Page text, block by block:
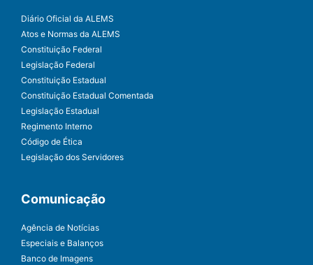
Diário Oficial da ALEMS
Atos e Normas da ALEMS
Constituição Federal
Legislação Federal
Constituição Estadual
Constituição Estadual Comentada
Legislação Estadual
Regimento Interno
Código de Ética
Legislação dos Servidores
Comunicação
Agência de Notícias
Especiais e Balanços
Banco de Imagens